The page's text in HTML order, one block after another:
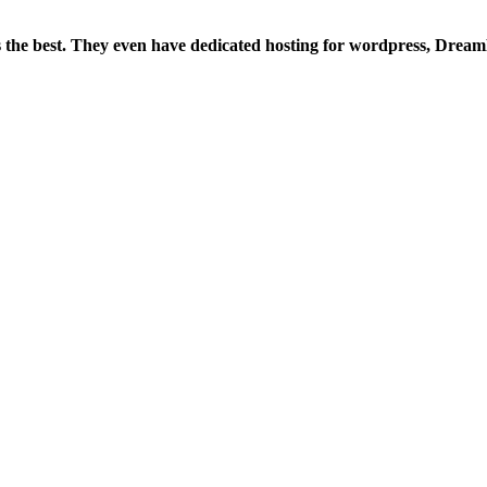
best. They even have dedicated hosting for wordpress,